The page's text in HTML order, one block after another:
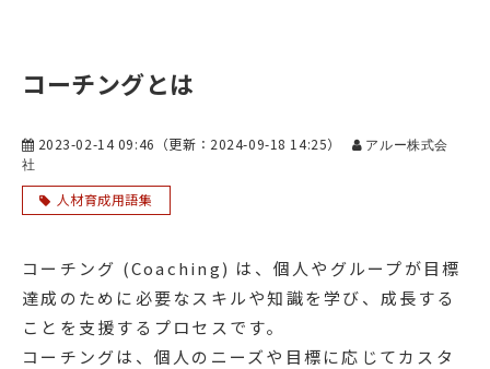
コーチングとは
2023-02-14 09:46 （更新： 2024-09-18 14:25）
アルー株式会
社
人材育成用語集
コーチング (Coaching) は、個人やグループが目標
達成のために必要なスキルや知識を学び、成長する
ことを支援するプロセスです。
コーチングは、個人のニーズや目標に応じてカスタ